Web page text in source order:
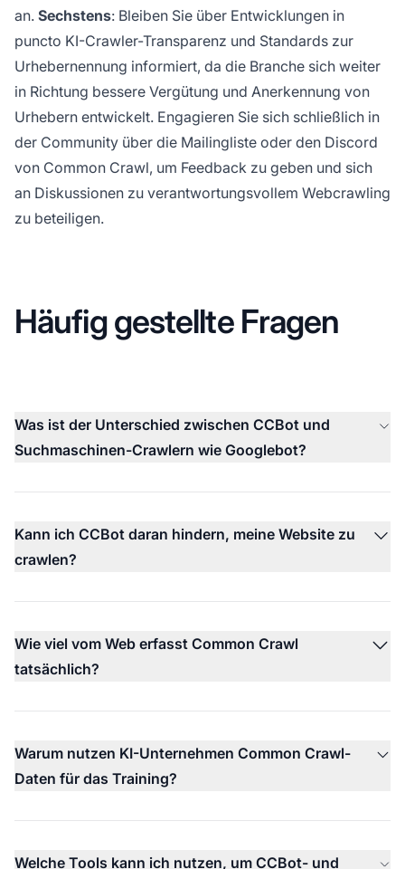
an. Sechstens: Bleiben Sie über Entwicklungen in
puncto KI-Crawler-Transparenz und Standards zur
Urhebernennung informiert, da die Branche sich weiter
in Richtung bessere Vergütung und Anerkennung von
Urhebern entwickelt. Engagieren Sie sich schließlich in
der Community über die Mailingliste oder den Discord
von Common Crawl, um Feedback zu geben und sich
an Diskussionen zu verantwortungsvollem Webcrawling
zu beteiligen.
Häufig gestellte Fragen
Was ist der Unterschied zwischen CCBot und
Suchmaschinen-Crawlern wie Googlebot?
Kann ich CCBot daran hindern, meine Website zu
crawlen?
Wie viel vom Web erfasst Common Crawl
tatsächlich?
Warum nutzen KI-Unternehmen Common Crawl-
Daten für das Training?
Welche Tools kann ich nutzen, um CCBot- und